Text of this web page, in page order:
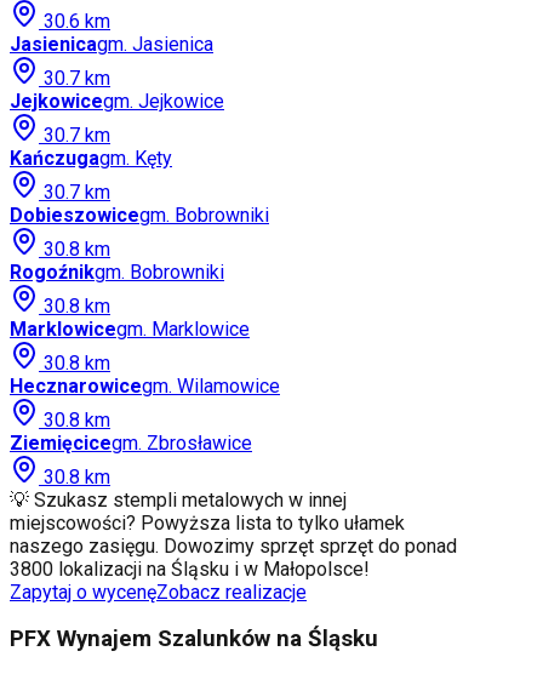
30.6 km
Jasienicagm. Jasienica
30.7 km
Jejkowicegm. Jejkowice
30.7 km
Kańczugagm. Kęty
30.7 km
Dobieszowicegm. Bobrowniki
30.8 km
Rogoźnikgm. Bobrowniki
30.8 km
Marklowicegm. Marklowice
30.8 km
Hecznarowicegm. Wilamowice
30.8 km
Ziemięcicegm. Zbrosławice
30.8 km
💡 Szukasz stempli metalowych w innej
miejscowości? Powyższa lista to tylko ułamek
naszego zasięgu. Dowozimy sprzęt sprzęt do ponad
3800 lokalizacji na Śląsku i w Małopolsce!
Zapytaj o wycenęZobacz realizacje
PFX Wynajem Szalunków na Śląsku